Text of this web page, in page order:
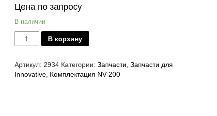
Цена по запросу
В наличии
Количество
Втулка
[в
купюрнике
В корзину
Артикул: 2934 Категории: Запчасти, Запчасти для
Innovative, Комплектация NV 200